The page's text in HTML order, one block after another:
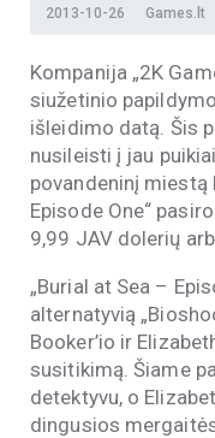
2013-10-26 Games.lt
Kompanija „2K
siužetinio
išleidimo datą. Šis
nusileisti į jau
povandeninį miestą
Episode One“
9,99 JAV dolerių
„Burial at Sea –
alternatyvią
Booker’io ir
susitikimą. Šiame
detektyvu, o
dingusios